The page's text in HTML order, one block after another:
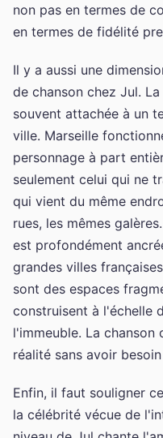
non pas en termes de
en termes de fidélité
Il y a aussi une
de chanson chez Jul.
souvent attachée à un
ville. Marseille
personnage à part
seulement celui qui ne
qui vient du même
rues, les mêmes
est profondément
grandes villes
sont des espaces
construisent à l'échelle
l'immeuble. La
réalité sans avoir
Enfin, il faut souligner
la célébrité vécue de